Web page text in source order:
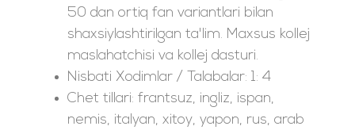
50 dan ortiq fan variantlari bilan
shaxsiylashtirilgan ta'lim. Maxsus kollej
maslahatchisi va kollej dasturi.
Nisbati Xodimlar / Talabalar: 1: 4
Chet tillari: frantsuz, ingliz, ispan,
nemis, italyan, xitoy, yapon, rus, arab